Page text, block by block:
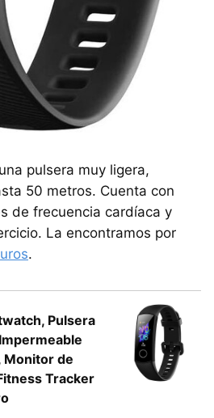
pulsera muy ligera,
50 metros. Cuenta con
de frecuencia cardíaca y
La encontramos por
.
Pulsera
Monitor de
Tracker